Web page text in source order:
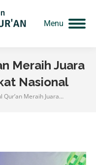
Menu
Meraih Juara
Nasional
Qur’an Meraih Juara…